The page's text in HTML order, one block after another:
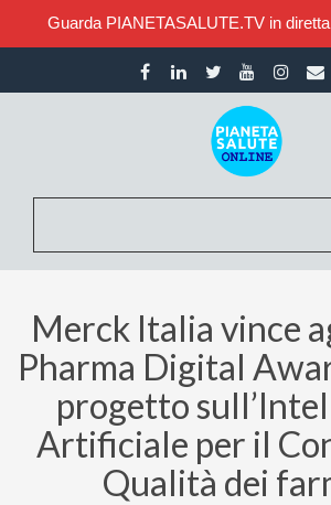
Guarda PIANETASALUTE.TV in diretta
Merck Italia vince
Pharma Digital
progetto
Artificiale per il
Qualità dei